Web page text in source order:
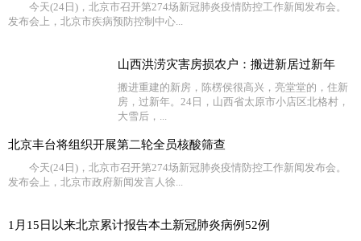
今天(24日)，北京市召开第274场新冠肺炎疫情防控工作新闻发布会。
发布会上，北京市疾病预防控制中心...
山西洪涝灾害房损农户：搬进新居过新年
搬进重建的新房，陈楞侯很高兴，亮堂堂的，住新
房，过新年。24日，山西省太原市小店区北格村，
大雪后，...
北京丰台将组织开展第二轮全员核酸筛查
今天(24日)，北京市召开第274场新冠肺炎疫情防控工作新闻发布会。
发布会上，北京市政府新闻发言人徐...
1月15日以来北京累计报告本土新冠肺炎病例52例